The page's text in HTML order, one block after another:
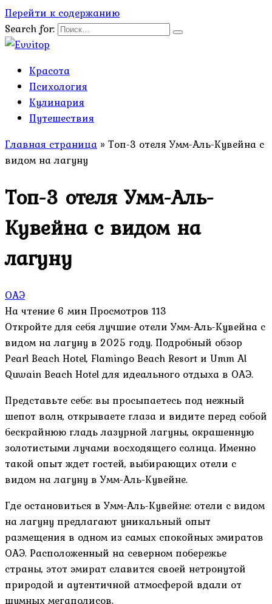
Перейти к содержанию
Search for:
Красота
Психология
Кулинария
Путешествия
Главная страница » Топ-3 отеля Умм-Аль-Кувейна с
видом на лагуну
Топ-3 отеля Умм-Аль-
Кувейна с видом на
лагуну
ОАЭ
На чтение 6 мин Просмотров 113
Откройте для себя лучшие отели Умм-Аль-Кувейна с
видом на лагуну в 2025 году. Подробный обзор
Pearl Beach Hotel, Flamingo Beach Resort и Umm Al
Quwain Beach Hotel для идеального отдыха в ОАЭ.
Представьте себе: вы просыпаетесь под нежный
шепот волн, открываете глаза и видите перед собой
бескрайнюю гладь лазурной лагуны, окрашенную
золотистыми лучами восходящего солнца. Именно
такой опыт ждет гостей, выбирающих отели с
видом на лагуну в Умм-Аль-Кувейне.
Где остановиться в Умм-Аль-Кувейне: отели с видом
на лагуну предлагают уникальный опыт
размещения в одном из самых спокойных эмиратов
ОАЭ. Расположенный на северном побережье
страны, этот эмират славится своей нетронутой
природой и аутентичной атмосферой вдали от
шумных мегаполисов.